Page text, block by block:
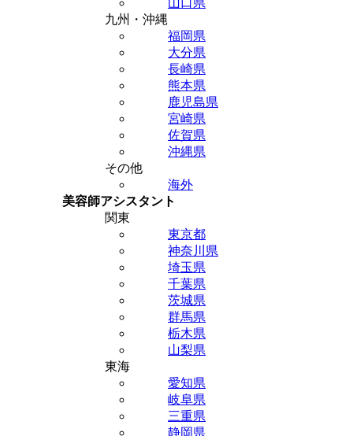
九州・沖縄
福岡県
大分県
長崎県
熊本県
鹿児島県
宮崎県
佐賀県
沖縄県
その他
海外
美容師アシスタント
関東
東京都
神奈川県
埼玉県
千葉県
茨城県
群馬県
栃木県
山梨県
東海
愛知県
岐阜県
三重県
静岡県